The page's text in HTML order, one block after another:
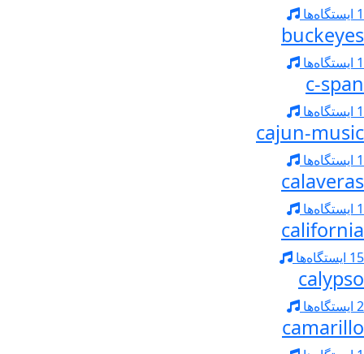
1 ایستگاه‌ها
buckeyes
1 ایستگاه‌ها
c-span
1 ایستگاه‌ها
cajun-music
1 ایستگاه‌ها
calaveras
1 ایستگاه‌ها
california
15 ایستگاه‌ها
calypso
2 ایستگاه‌ها
camarillo